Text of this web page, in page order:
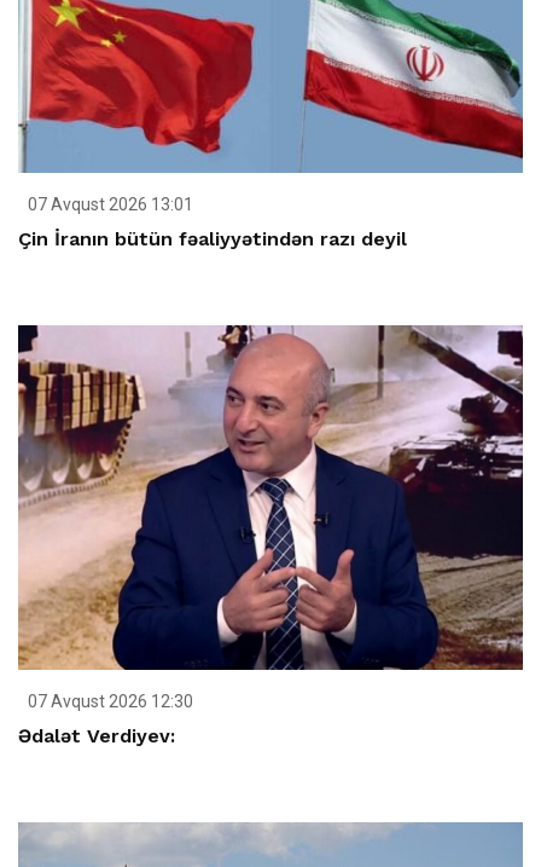
07 Avqust 2026 13:01
Çin İranın bütün fəaliyyətindən razı deyil
07 Avqust 2026 12:30
Ədalət Verdiyev: